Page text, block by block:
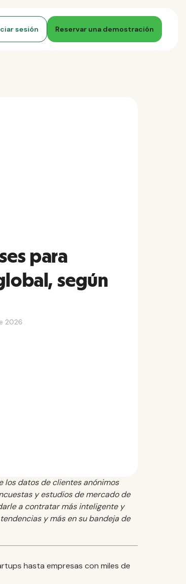
sesión Reservar una demostración
para
según
2026
los datos de clientes anónimos
y estudios de mercado de
a contratar más inteligente y
y más en su bandeja de
hasta empresas con miles de